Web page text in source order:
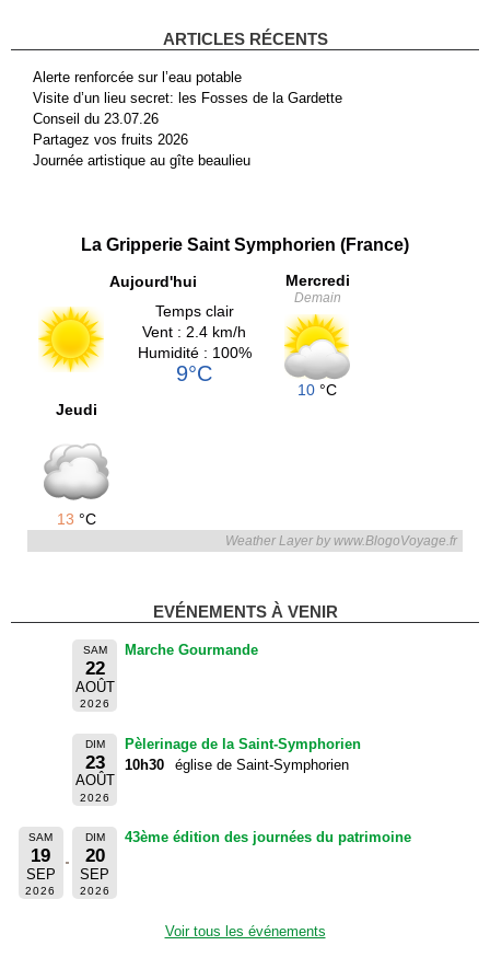
ARTICLES RÉCENTS
Alerte renforcée sur l’eau potable
Visite d’un lieu secret: les Fosses de la Gardette
Conseil du 23.07.26
Partagez vos fruits 2026
Journée artistique au gîte beaulieu
La Gripperie Saint Symphorien (France)
Aujourd'hui
Temps clair
Vent : 2.4 km/h
Humidité : 100%
9°C
Mercredi
Demain
10 °C
Jeudi
13 °C
Weather Layer by www.BlogoVoyage.fr
EVÉNEMENTS À VENIR
SAM
22
AOÛT
2026
Marche Gourmande
DIM
23
AOÛT
2026
Pèlerinage de la Saint-Symphorien
10h30
église de Saint-Symphorien
SAM
19
SEP
2026
DIM
20
SEP
2026
43ème édition des journées du patrimoine
Voir tous les événements